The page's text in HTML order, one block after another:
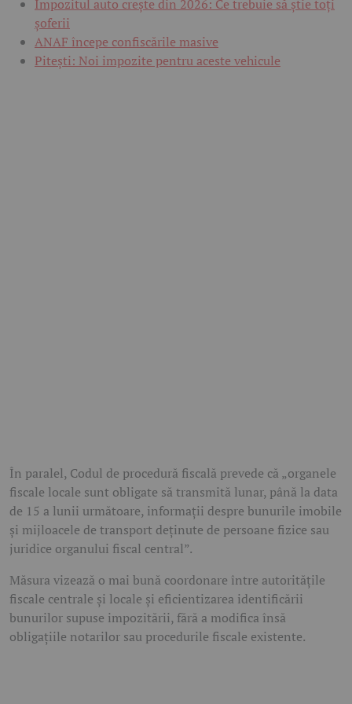
Impozitul auto crește din 2026: Ce trebuie să știe toți
șoferii
ANAF începe confiscările masive
Pitești: Noi impozite pentru aceste vehicule
În paralel, Codul de procedură fiscală prevede că „organele
fiscale locale sunt obligate să transmită lunar, până la data
de 15 a lunii următoare, informații despre bunurile imobile
și mijloacele de transport deținute de persoane fizice sau
juridice organului fiscal central”.
Măsura vizează o mai bună coordonare între autoritățile
fiscale centrale și locale și eficientizarea identificării
bunurilor supuse impozitării, fără a modifica însă
obligațiile notarilor sau procedurile fiscale existente.